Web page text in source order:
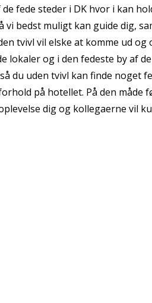
fede steder i DK hvor i kan
bedst muligt kan guide dig,
tvivl vil elske at komme ud
lokaler og i den fedeste by af
du uden tvivl kan finde noget
på hotellet. På den måde
dig og kollegaerne vil